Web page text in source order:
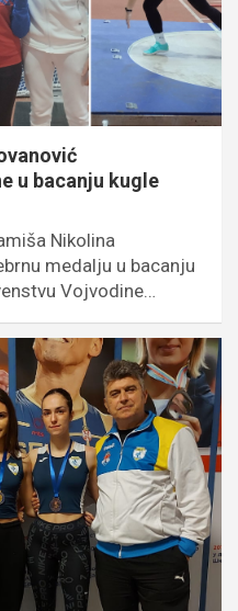
u bacanju kugle
Nikolina
medalju u bacanju
Vojvodine…